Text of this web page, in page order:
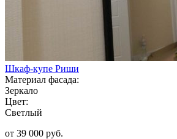
Шкаф-купе Риши
Материал фасада:
Зеркало
Цвет:
Светлый
от 39 000 руб.